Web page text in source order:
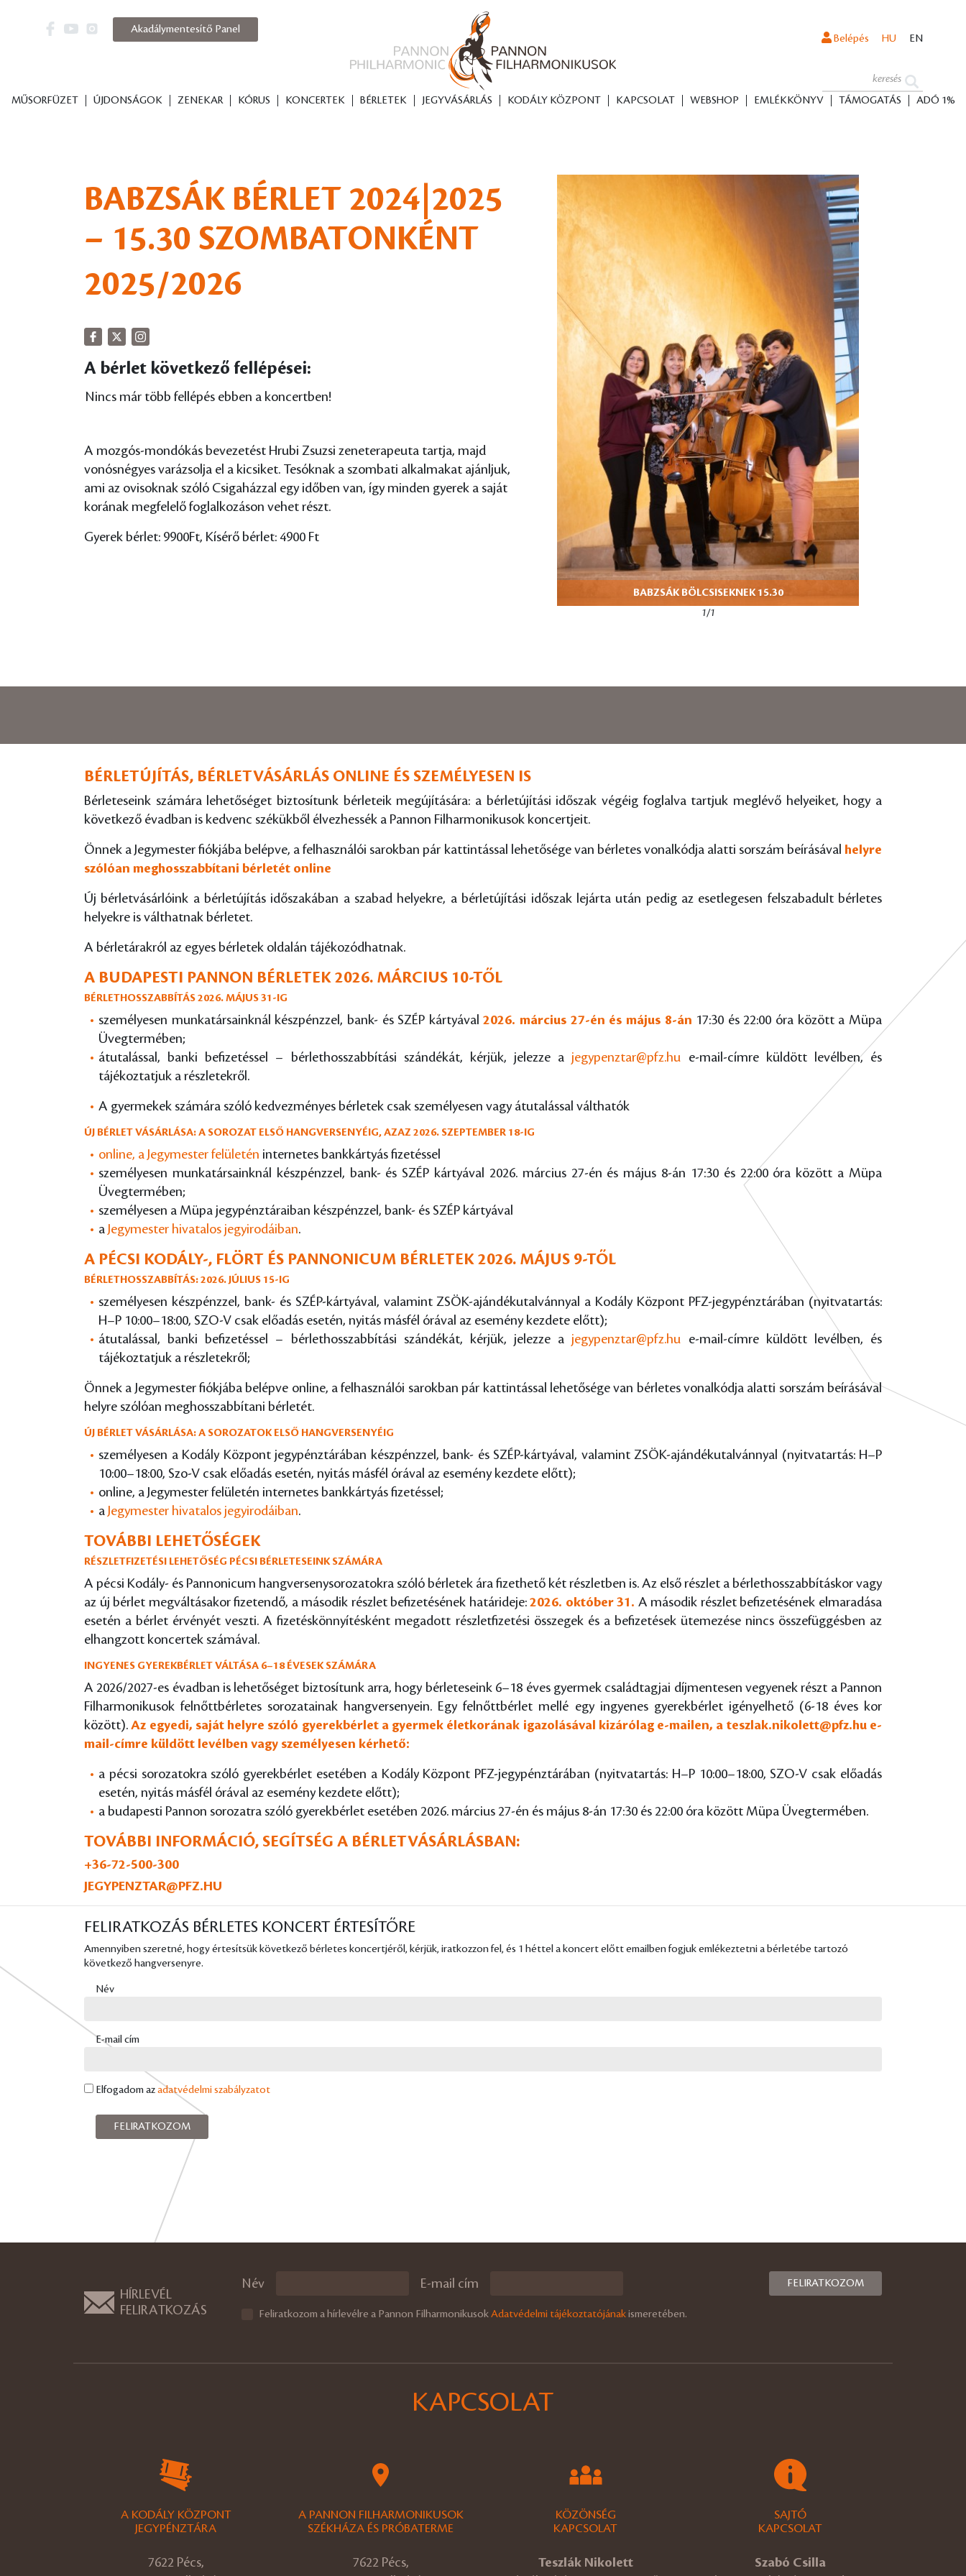
MŰSORFÜZET ÚJDONSÁGOK ZENEKAR KÓRUS KONCERTEK BÉRLETEK JEGYVÁSÁRLÁS KODÁLY KÖZPONT KAPCSOLAT WEBSHOP EMLÉKKÖNYV TÁMOGATÁS ADÓ 1%
Belépés HU EN
Akadálymentesítő Panel
BABZSÁK BÉRLET 2024|2025
– 15.30 SZOMBATONKÉNT
2025/2026
A bérlet következő fellépései:
Nincs már több fellépés ebben a koncertben!
A mozgós-mondókás bevezetést Hrubi Zsuzsi zeneterapeuta tartja, majd
vonósnégyes varázsolja el a kicsiket. Tesóknak a szombati alkalmakat ajánljuk,
ami az ovisoknak szóló Csigaházzal egy időben van, így minden gyerek a saját
korának megfelelő foglalkozáson vehet részt.
Gyerek bérlet: 9900Ft, Kísérő bérlet: 4900 Ft
BABZSÁK BÖLCSISEKNEK 15.30
1/1
BÉRLETÚJÍTÁS, BÉRLETVÁSÁRLÁS ONLINE ÉS SZEMÉLYESEN IS
Bérleteseink számára lehetőséget biztosítunk bérleteik megújítására: a bérletújítási időszak végéig foglalva tartjuk meglévő helyeiket, hogy a
következő évadban is kedvenc székükből élvezhessék a Pannon Filharmonikusok koncertjeit.
Önnek a Jegymester fiókjába belépve, a felhasználói sarokban pár kattintással lehetősége van bérletes vonalkódja alatti sorszám beírásával helyre
szólóan meghosszabbítani bérletét online
Új bérletvásárlóink a bérletújítás időszakában a szabad helyekre, a bérletújítási időszak lejárta után pedig az esetlegesen felszabadult bérletes
helyekre is válthatnak bérletet.
A bérletárakról az egyes bérletek oldalán tájékozódhatnak.
A BUDAPESTI PANNON BÉRLETEK 2026. MÁRCIUS 10-TŐL
BÉRLETHOSSZABBÍTÁS 2026. MÁJUS 31-IG
személyesen munkatársainknál készpénzzel, bank- és SZÉP kártyával2026. március 27-én és május 8-án 17:30 és 22:00 óra között a Müpa
Üvegtermében;
átutalással, banki befizetéssel – bérlethosszabbítási szándékát, kérjük, jelezze a jegypenztar@pfz.hu e-mail-címre küldött levélben, és
tájékoztatjuk a részletekről.
A gyermekek számára szóló kedvezményes bérletek csak személyesen vagy átutalással válthatók
ÚJ BÉRLET VÁSÁRLÁSA: A SOROZAT ELSŐ HANGVERSENYÉIG, AZAZ 2026. SZEPTEMBER 18-IG
online, a Jegymester felületén internetes bankkártyás fizetéssel
személyesen munkatársainknál készpénzzel, bank- és SZÉP kártyával 2026. március 27-én és május 8-án 17:30 és 22:00 óra között a Müpa
Üvegtermében;
személyesen a Müpa jegypénztáraiban készpénzzel, bank- és SZÉP kártyával
a Jegymester hivatalos jegyirodáiban.
A PÉCSI KODÁLY-, FLÖRT ÉS PANNONICUM BÉRLETEK 2026. MÁJUS 9-TŐL
BÉRLETHOSSZABBÍTÁS: 2026. JÚLIUS 15-IG
személyesen készpénzzel, bank- és SZÉP-kártyával, valamint ZSÖK-ajándékutalvánnyal a Kodály Központ PFZ-jegypénztárában (nyitvatartás:
H–P 10:00–18:00, SZO-V csak előadás esetén, nyitás másfél órával az esemény kezdete előtt);
átutalással, banki befizetéssel – bérlethosszabbítási szándékát, kérjük, jelezze a jegypenztar@pfz.hu e-mail-címre küldött levélben, és
tájékoztatjuk a részletekről;
Önnek a Jegymester fiókjába belépve online, a felhasználói sarokban pár kattintással lehetősége van bérletes vonalkódja alatti sorszám beírásával
helyre szólóan meghosszabbítani bérletét.
ÚJ BÉRLET VÁSÁRLÁSA: A SOROZATOK ELSŐ HANGVERSENYÉIG
személyesen a Kodály Központ jegypénztárában készpénzzel, bank- és SZÉP-kártyával, valamint ZSÖK-ajándékutalvánnyal (nyitvatartás: H–P
10:00–18:00, Szo-V csak előadás esetén, nyitás másfél órával az esemény kezdete előtt);
online, a Jegymester felületén internetes bankkártyás fizetéssel;
a Jegymester hivatalos jegyirodáiban.
TOVÁBBI LEHETŐSÉGEK
RÉSZLETFIZETÉSI LEHETŐSÉG PÉCSI BÉRLETESEINK SZÁMÁRA
A pécsi Kodály- és Pannonicum hangversenysorozatokra szóló bérletek ára fizethető két részletben is. Az első részlet a bérlethosszabbításkor vagy
az új bérlet megváltásakor fizetendő, a második részlet befizetésének határideje:2026. október 31. A második részlet befizetésének elmaradása
esetén a bérlet érvényét veszti. A fizetéskönnyítésként megadott részletfizetési összegek és a befizetések ütemezése nincs összefüggésben az
elhangzott koncertek számával.
INGYENES GYEREKBÉRLET VÁLTÁSA 6–18 ÉVESEK SZÁMÁRA
A 2026/2027-es évadban is lehetőséget biztosítunk arra, hogy bérleteseink 6–18 éves gyermek családtagjai díjmentesen vegyenek részt a Pannon
Filharmonikusok felnőttbérletes sorozatainak hangversenyein. Egy felnőttbérlet mellé egy ingyenes gyerekbérlet igényelhető (6-18 éves kor
között).Az egyedi, saját helyre szóló gyerekbérlet a gyermek életkorának igazolásával kizárólag e-mailen, a teszlak.nikolett@pfz.hue-
mail-címre küldött levélben vagy személyesen kérhető:
a pécsi sorozatokra szóló gyerekbérlet esetében a Kodály Központ PFZ-jegypénztárában (nyitvatartás: H–P 10:00–18:00, SZO-V csak előadás
esetén, nyitás másfél órával az esemény kezdete előtt);
a budapesti Pannon sorozatra szóló gyerekbérlet esetében 2026. március 27-én és május 8-án 17:30 és 22:00 óra között Müpa Üvegtermében.
TOVÁBBI INFORMÁCIÓ, SEGÍTSÉG A BÉRLETVÁSÁRLÁSBAN:
+36-72-500-300
JEGYPENZTAR@PFZ.HU
FELIRATKOZÁS BÉRLETES KONCERT ÉRTESÍTŐRE
Amennyiben szeretné, hogy értesítsük következő bérletes koncertjéről, kérjük, iratkozzon fel, és 1 héttel a koncert előtt emailben fogjuk emlékeztetni a bérletébe tartozó
következő hangversenyre.
Név
E-mail cím
Elfogadom azadatvédelmi szabályzatot
HÍRLEVÉL
FELIRATKOZÁS
Név E-mail cím
Feliratkozom a hírlevélre a Pannon FilharmonikusokAdatvédelmi tájékoztatójánakismeretében.
KAPCSOLAT
A KODÁLY KÖZPONT
JEGYPÉNZTÁRA
7622 Pécs,
A PANNON FILHARMONIKUSOK
SZÉKHÁZA ÉS PRÓBATERME
7622 Pécs,
KÖZÖNSÉG
KAPCSOLAT
Teszlák Nikolett
SAJTÓ
KAPCSOLAT
Szabó Csilla